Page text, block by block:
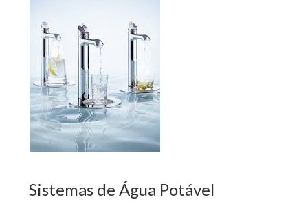
Sistemas de Água Potável